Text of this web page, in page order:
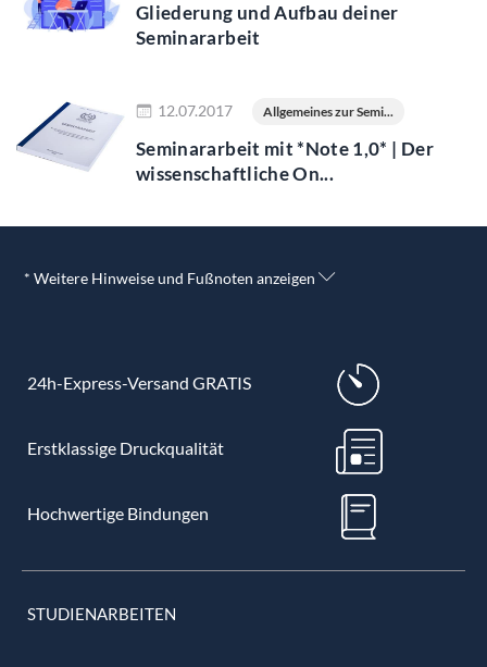
Gliederung und Aufbau deiner
Seminararbeit
Jetzt lesen
12.07.2017 Allgemeines zur Semi...
Seminararbeit mit *Note 1,0* | Der
wissenschaftliche On...
* Weitere Hinweise und Fußnoten anzeigen
24h-Express-Versand GRATIS
Erstklassige Druckqualität
Hochwertige Bindungen
STUDIENARBEITEN